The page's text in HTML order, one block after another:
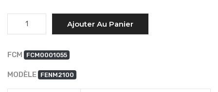
Quantité
Ajouter Au Panier
FCM FCM0001055
MODÈLE FENM2100